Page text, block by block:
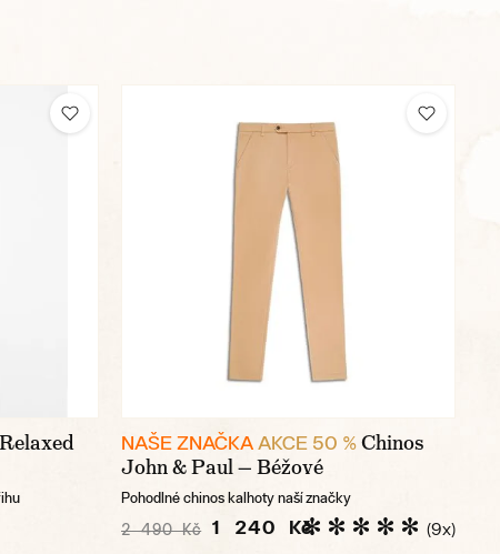
NAŠE ZNAČKAAKCE 50 %Chinos
John & Paul — Béžové
Pohodlné chinos kalhoty naší značky
2 490 Kč 1 240 Kč (9x)